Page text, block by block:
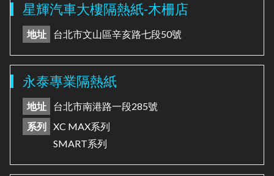
星輝汽車大樓隔熱紙-木柵店
地址 台北市文山區辛亥路七段50號
永泰專業隔熱紙
地址
台北市南港路一段285號
系列
XC MAX系列
SMART系列